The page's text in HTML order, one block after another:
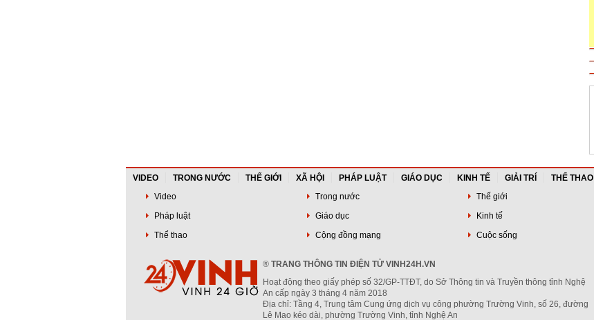
VIDEO TRONG NƯỚC THẾ GIỚI XÃ HỘI PHÁP LUẬT GIÁO DỤC KINH TẾ GIẢI TRÍ THỂ THAO
Video
Trong nước Thế giới
Pháp luật
Giáo dục Kinh tế
Thể thao
Cộng đồng mạng Cuộc sống
® TRANG THÔNG TIN ĐIỆN TỬ VINH24H.VN
Hoạt động theo giấy phép số 32/GP-TTĐT, do Sở Thông tin và Truyền thông tỉnh Nghệ
An cấp ngày 3 tháng 4 năm 2018
Địa chỉ: Tầng 4, Trung tâm Cung ứng dịch vụ công phường Trường Vinh, số 26, đường
Lê Mao kéo dài, phường Trường Vinh, tỉnh Nghệ An